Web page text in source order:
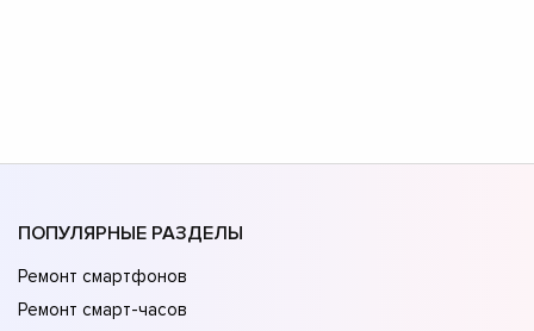
ПОПУЛЯРНЫЕ РАЗДЕЛЫ
Ремонт смартфонов
Ремонт смарт-часов